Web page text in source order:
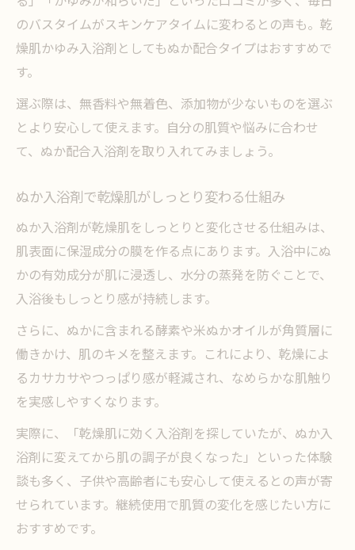
のバスタイムがスキンケアタイムに変わるとの声も。乾
燥肌かゆみ入浴剤としてもぬか配合タイプはおすすめで
す。
選ぶ際は、無香料や無着色、添加物が少ないものを選ぶ
とより安心して使えます。自分の肌質や悩みに合わせ
て、ぬか配合入浴剤を取り入れてみましょう。
ぬか入浴剤で乾燥肌がしっとり変わる仕組み
ぬか入浴剤が乾燥肌をしっとりと変化させる仕組みは、
肌表面に保湿成分の膜を作る点にあります。入浴中にぬ
かの有効成分が肌に浸透し、水分の蒸発を防ぐことで、
入浴後もしっとり感が持続します。
さらに、ぬかに含まれる酵素や米ぬかオイルが角質層に
働きかけ、肌のキメを整えます。これにより、乾燥によ
るカサカサやつっぱり感が軽減され、なめらかな肌触り
を実感しやすくなります。
実際に、「乾燥肌に効く入浴剤を探していたが、ぬか入
浴剤に変えてから肌の調子が良くなった」といった体験
談も多く、子供や高齢者にも安心して使えるとの声が寄
せられています。継続使用で肌質の変化を感じたい方に
おすすめです。